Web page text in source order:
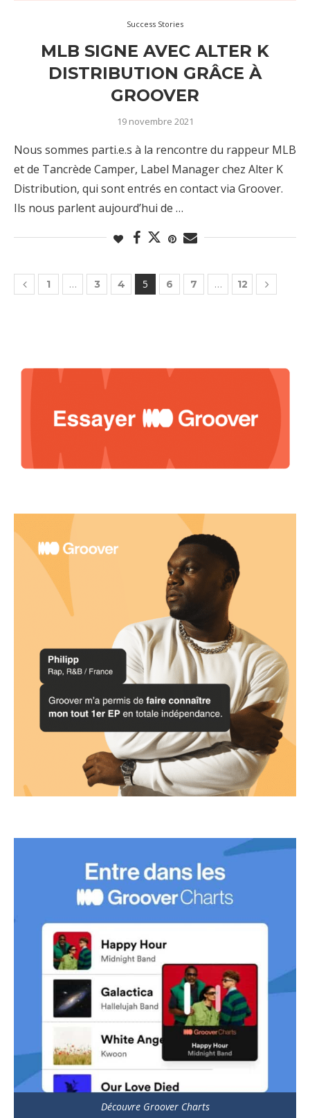
Success Stories
MLB SIGNE AVEC ALTER K
DISTRIBUTION GRÂCE À
GROOVER
19 novembre 2021
Nous sommes parti.e.s à la rencontre du rappeur MLB
et de Tancrède Camper, Label Manager chez Alter K
Distribution, qui sont entrés en contact via Groover.
Ils nous parlent aujourd’hui de …
1 … 3 4 5 6 7 … 12
Découvre Groover Charts